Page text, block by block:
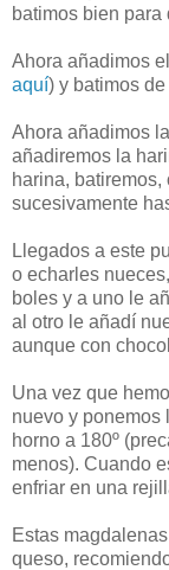
batimos bien para
Ahora añadimos
aquí) y batimos
Ahora añadimos
añadiremos la
harina,
sucesivamente
Llegados a este
o echarles
boles y a uno le
al otro le añadí
aunque con
Una vez que
nuevo y ponemos
horno a 180º
menos). Cuando
enfriar en una
Estas
queso,